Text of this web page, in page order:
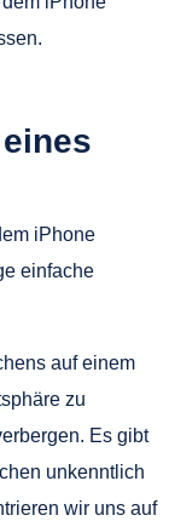
iPhone
einfache
auf einem
zu
Es gibt
unkenntlich
wir uns auf